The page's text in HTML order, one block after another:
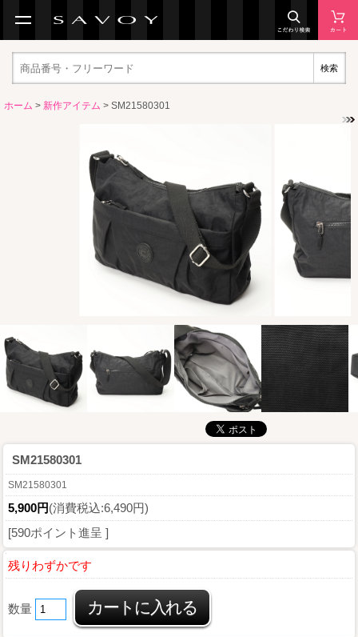
検索
ホーム > 新作アイテム > SM21580301
SM21580301
SM21580301
5,900円(消費税込:6,490円)
[590ポイント進呈 ]
残りわずかです
数量